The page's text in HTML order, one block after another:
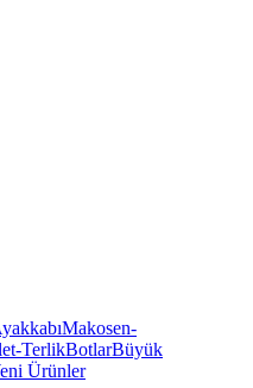
Makosen-
TerlikBotlarBüyük
Ürünler